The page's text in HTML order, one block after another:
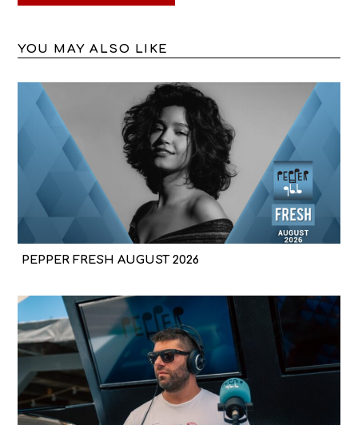
YOU MAY ALSO LIKE
PEPPER FRESH AUGUST 2026